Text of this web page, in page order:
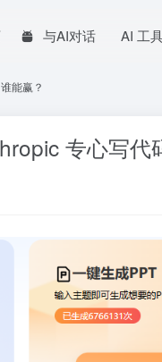
与AI对话 AI 工
能赢？
专心写代